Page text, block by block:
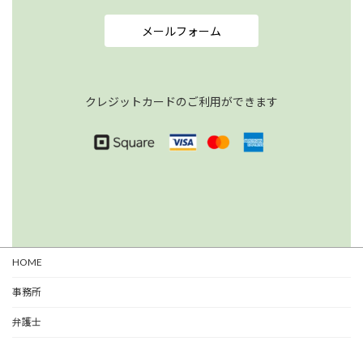
メールフォーム
クレジットカードのご利用ができます
HOME
事務所
弁護士